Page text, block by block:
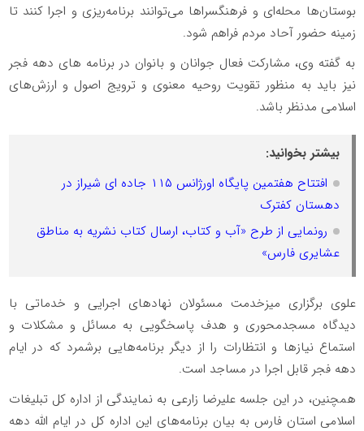
بوستان‌ها محله‌ای و فرهنگسراها می‌توانند برنامه‌ریزی و اجرا کنند تا
زمینه حضور آحاد مردم فراهم شود.
به گفته وی، مشارکت فعال جوانان و بانوان در برنامه های دهه فجر
نیز باید به منظور تقویت روحیه معنوی و ترویج اصول و ارزش‌های
اسلامی مدنظر باشد.
بیشتر بخوانید:
افتتاح هفتمین پایگاه اورژانس ۱۱۵ جاده ای شیراز در
دهستان کفترک
رونمایی از طرح «آب و کتاب، ارسال کتاب نشریه به مناطق
عشایری فارس»
علوی برگزاری میزخدمت مسئولان نهادهای اجرایی و خدماتی با
دیدگاه مسجدمحوری و هدف پاسخگویی به مسائل و مشکلات و
استماع نیازها و انتظارات را از دیگر برنامه‌هایی برشمرد که در ایام
دهه فجر قابل اجرا در مساجد است.
همچنین، در این جلسه علیرضا زارعی به نمایندگی از اداره کل تبلیغات
اسلامی استان فارس به بیان برنامه‌های این اداره کل در ایام الله دهه